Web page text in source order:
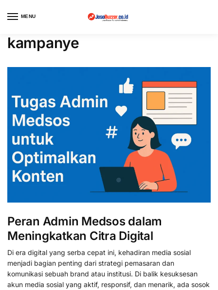
MENU
kampanye
Peran Admin Medsos dalam
Meningkatkan Citra Digital
Di era digital yang serba cepat ini, kehadiran media sosial
menjadi bagian penting dari strategi pemasaran dan
komunikasi sebuah brand atau institusi. Di balik kesuksesan
akun media sosial yang aktif, responsif, dan menarik, ada sosok